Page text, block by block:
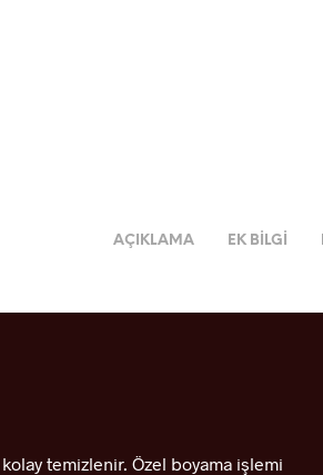
AÇIKLAMA EK BILGI
temizlenir. Özel boyama işlemi